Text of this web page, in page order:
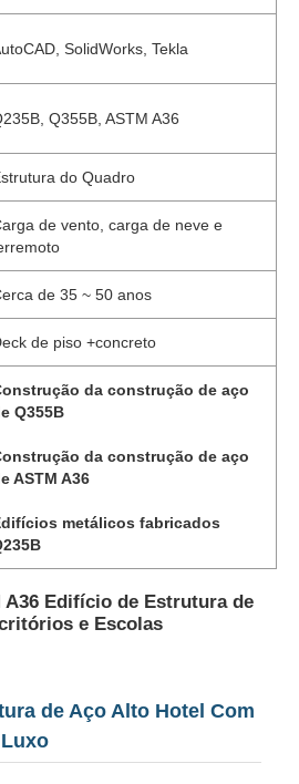
SolidWorks, Tekla
Q355B, ASTM A36
do Quadro
de vento, carga de neve e
de 35 ~ 50 anos
de piso +concreto
da construção de aço
Q355B
da construção de aço
ASTM A36
metálicos fabricados
A36 Edifício de Estrutura de
e Escolas
de Aço Alto Hotel Com